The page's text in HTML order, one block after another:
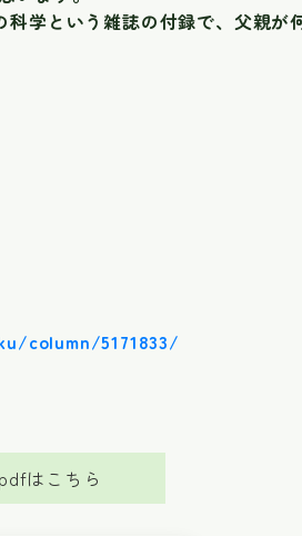
学という雑誌の付録で、父親が
column/5171833/
pdfはこちら